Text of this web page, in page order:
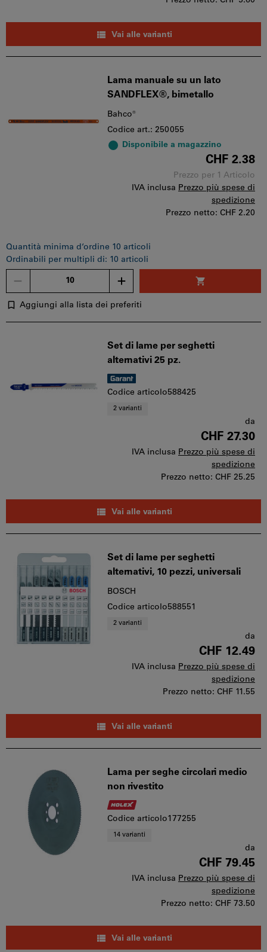
Vai alle varianti
Lama manuale su un lato
SANDFLEX®, bimetallo
Bahco®
Codice art.: 250055
Disponibile a magazzino
CHF 2.38
Prezzo per 1 Articolo
IVA inclusa Prezzo più spese di
spedizione
Prezzo netto: CHF 2.20
Quantità minima d‘ordine 10 articoli
Ordinabili per multipli di: 10 articoli
Aggiungi alla lista dei preferiti
Set di lame per seghetti
alternativi 25 pz.
Codice articolo588425
2 varianti
da
CHF 27.30
IVA inclusa Prezzo più spese di
spedizione
Prezzo netto: CHF 25.25
Vai alle varianti
Set di lame per seghetti
alternativi, 10 pezzi, universali
BOSCH
Codice articolo588551
2 varianti
da
CHF 12.49
IVA inclusa Prezzo più spese di
spedizione
Prezzo netto: CHF 11.55
Vai alle varianti
Lama per seghe circolari medio
non rivestito
Codice articolo177255
14 varianti
da
CHF 79.45
IVA inclusa Prezzo più spese di
spedizione
Prezzo netto: CHF 73.50
Vai alle varianti